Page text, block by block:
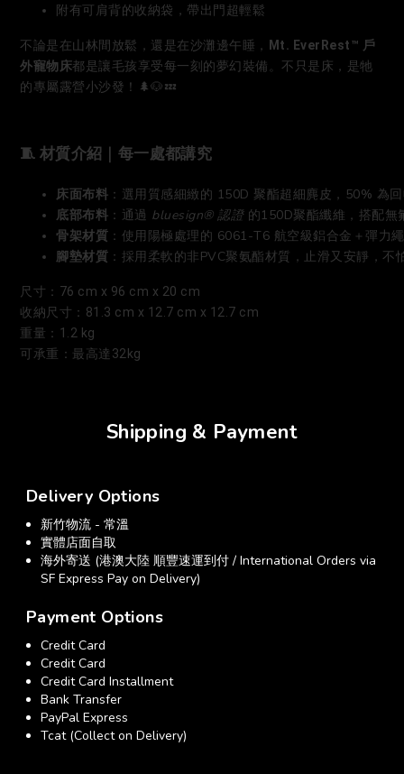
附有可肩背的收納袋，帶出門超輕鬆
不論是在山林間放鬆，還是在沙灘邊午睡， Mt. EverRest™ 戶
外寵物床都是讓毛孩享受每一刻的夢幻裝備。不只是床，是牠
的專屬露營小沙發！🌲🐶💤
🧵 材質介紹｜每一處都講究
床面布料 ：選用質感細緻的 150D 聚酯超細麂皮，50% 為
底部布料 ：通過 bluesign® 認證 的150D聚酯纖維，搭配無
骨架材質 ：使用陽極處理的 6061-T6 航空級鋁合金＋彈力
腳墊材質 ：採用柔軟的非PVC聚氨酯材質，止滑又安靜，不
尺寸：76 cm x 96 cm x 20 cm
收納尺寸：81.3 cm x 12.7 cm x 12.7 cm
重量：1.2 kg
可承重：最高達32kg
Shipping & Payment
Delivery Options
新竹物流 - 常溫
實體店面自取
海外寄送 (港澳大陸 順豐速運到付 / International Orders via
SF Express Pay on Delivery)
Payment Options
Credit Card
Credit Card
Credit Card Installment
Bank Transfer
PayPal Express
Tcat (Collect on Delivery)